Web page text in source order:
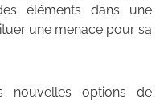
éléments dans une
une menace pour sa
nouvelles options de